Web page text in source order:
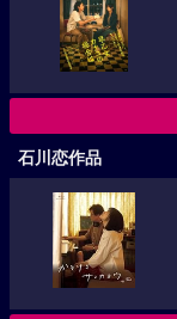
石川恋作品